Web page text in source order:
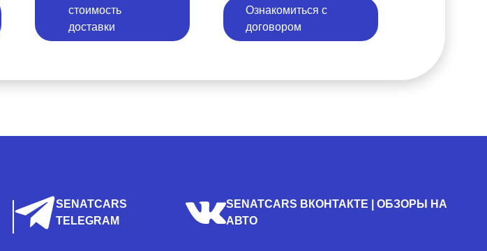
стоимость
доставки
Ознакомиться с
договором
SENATCARS
TELEGRAM
SENATCARS ВКОНТАКТЕ | ОБЗОРЫ НА
АВТО